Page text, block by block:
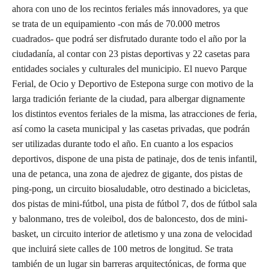
ahora con uno de los recintos feriales más innovadores, ya que
se trata de un equipamiento -con más de 70.000 metros
cuadrados- que podrá ser disfrutado durante todo el año por la
ciudadanía, al contar con 23 pistas deportivas y 22 casetas para
entidades sociales y culturales del municipio. El nuevo Parque
Ferial, de Ocio y Deportivo de Estepona surge con motivo de la
larga tradición feriante de la ciudad, para albergar dignamente
los distintos eventos feriales de la misma, las atracciones de feria,
así como la caseta municipal y las casetas privadas, que podrán
ser utilizadas durante todo el año. En cuanto a los espacios
deportivos, dispone de una pista de patinaje, dos de tenis infantil,
una de petanca, una zona de ajedrez de gigante, dos pistas de
ping-pong, un circuito biosaludable, otro destinado a bicicletas,
dos pistas de mini-fútbol, una pista de fútbol 7, dos de fútbol sala
y balonmano, tres de voleibol, dos de baloncesto, dos de mini-
basket, un circuito interior de atletismo y una zona de velocidad
que incluirá siete calles de 100 metros de longitud. Se trata
también de un lugar sin barreras arquitectónicas, de forma que